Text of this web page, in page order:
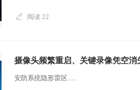
阅读 22
摄像头频繁重启、关键录像凭空
安防系统隐形雷区......